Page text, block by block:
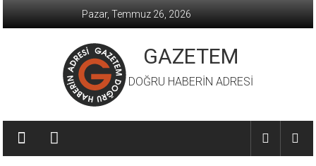
Pazar, Temmuz 26, 2026
GAZETEM
DOĞRU HABERİN ADRESİ